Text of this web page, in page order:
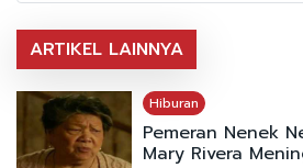
ARTIKEL LAINNYA
Hiburan
Pemeran Nenek
Mary Rivera